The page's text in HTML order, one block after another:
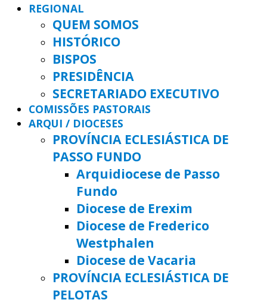
REGIONAL
QUEM SOMOS
HISTÓRICO
BISPOS
PRESIDÊNCIA
SECRETARIADO EXECUTIVO
COMISSÕES PASTORAIS
ARQUI / DIOCESES
PROVÍNCIA ECLESIÁSTICA DE
PASSO FUNDO
Arquidiocese de Passo
Fundo
Diocese de Erexim
Diocese de Frederico
Westphalen
Diocese de Vacaria
PROVÍNCIA ECLESIÁSTICA DE
PELOTAS